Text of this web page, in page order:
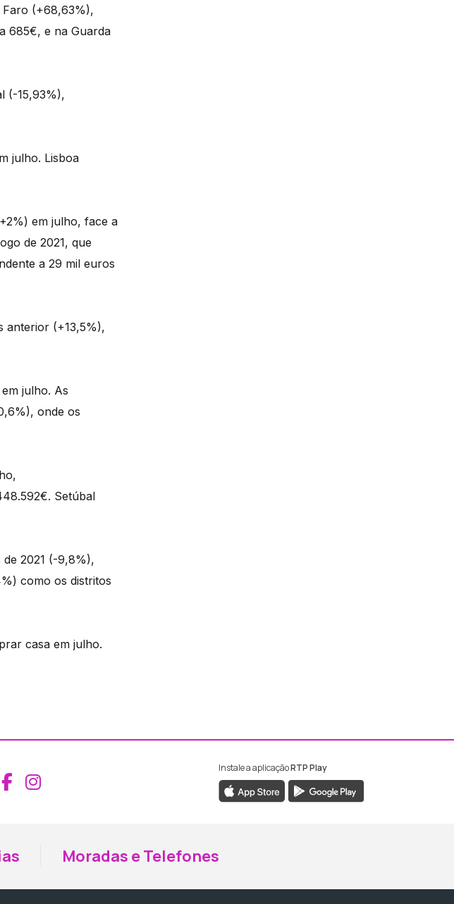
Faro (+68,63%),
685€, e na Guarda
(-15,93%),
julho. Lisboa
em julho, face a
de 2021, que
a 29 mil euros
anterior (+13,5%),
julho. As
onde os
Setúbal
2021 (-9,8%),
como os distritos
casa em julho.
Aceder ao Facebook da RTP Madeira
Aceder ao Instagram da RTP Madeira
Instale a aplicaçãoRTP Play
Moradas e Telefones